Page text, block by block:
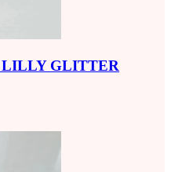
LILLY GLITTER